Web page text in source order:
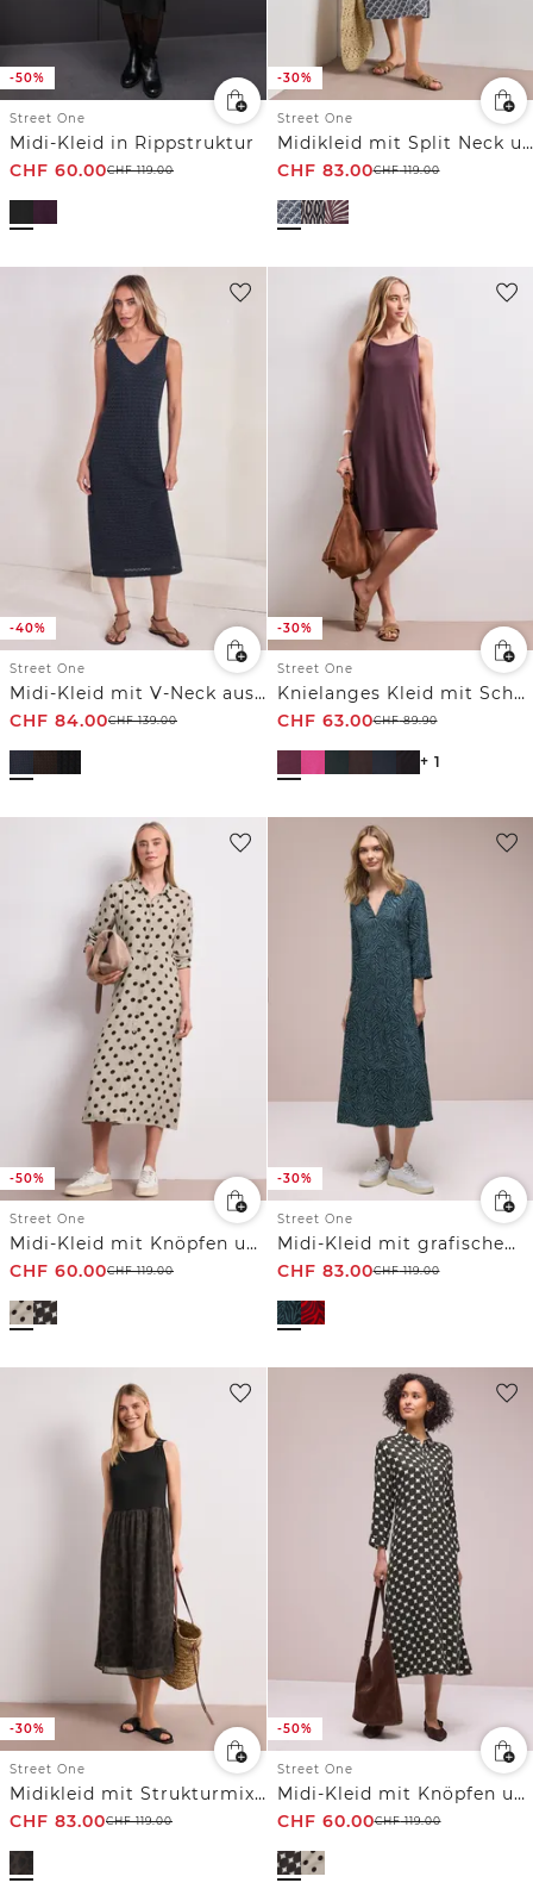
-50%
Street One
Midi-Kleid in Rippstruktur
CHF 60.00CHF119.00
-30%
Street One
Midikleid mit Split Neck und Zipper
CHF 83.00CHF119.00
-40%
Street One
Midi-Kleid mit V-Neck aus Spitze
CHF 84.00CHF139.00
-30%
Street One
Knielanges Kleid mit Schnallendetail
CHF 63.00CHF89.90
+ 1
-50%
Street One
Midi-Kleid mit Knöpfen und Punktmuster
CHF 60.00CHF119.00
-30%
Street One
Midi-Kleid mit grafischem Print
CHF 83.00CHF119.00
-30%
Street One
Midikleid mit Strukturmix und Print
CHF 83.00CHF119.00
-50%
Street One
Midi-Kleid mit Knöpfen und Punktmuster
CHF 60.00CHF119.00